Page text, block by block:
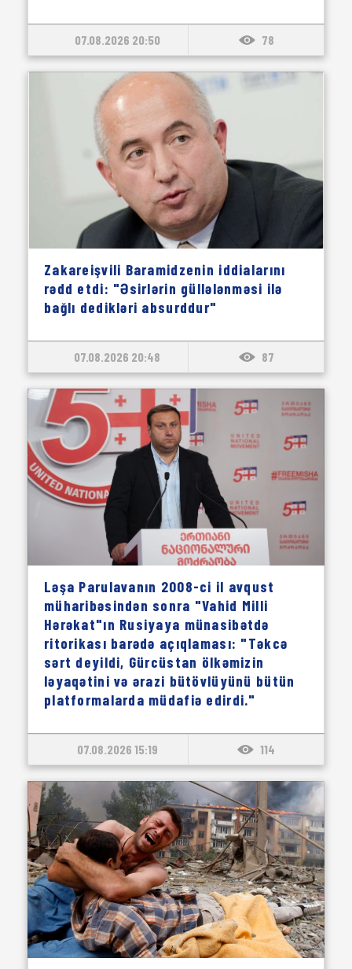
07.08.2026 20:50 78
Zakareişvili Baramidzenin iddialarını
rədd etdi: "Əsirlərin güllələnməsi ilə
bağlı dedikləri absurddur"
07.08.2026 20:48 87
Ləşa Parulavanın 2008-ci il avqust
müharibəsindən sonra "Vahid Milli
Hərəkat"ın Rusiyaya münasibətdə
ritorikası barədə açıqlaması: "Təkcə
sərt deyildi, Gürcüstan ölkəmizin
ləyaqətini və ərazi bütövlüyünü bütün
platformalarda müdafiə edirdi."
07.08.2026 15:19 114